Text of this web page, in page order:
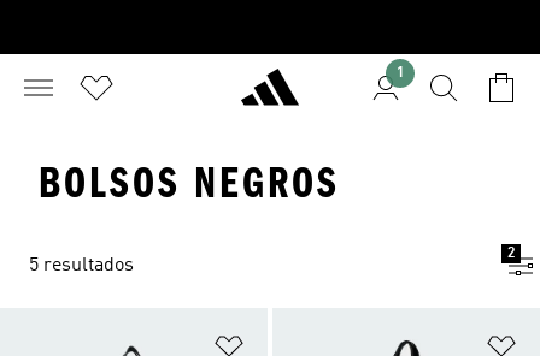
1
BOLSOS NEGROS
5 resultados
2
Añadir a la lista de deseos